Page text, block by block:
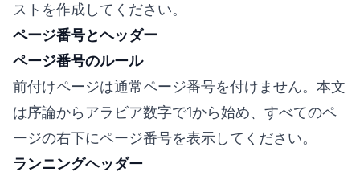
ストを作成してください。
ページ番号とヘッダー
ページ番号のルール
前付けページは通常ページ番号を付けません。本文
は序論からアラビア数字で1から始め、すべてのペ
ージの右下にページ番号を表示してください。
ランニングヘッダー